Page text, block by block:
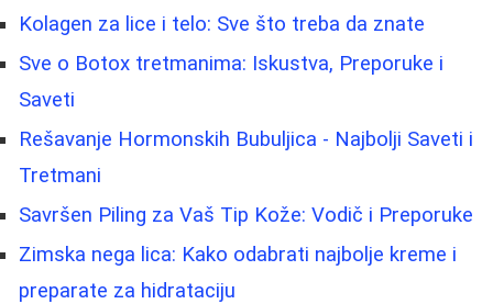
Kolagen za lice i telo: Sve što treba da znate
Sve o Botox tretmanima: Iskustva, Preporuke i
Saveti
Rešavanje Hormonskih Bubuljica - Najbolji Saveti i
Tretmani
Savršen Piling za Vaš Tip Kože: Vodič i Preporuke
Zimska nega lica: Kako odabrati najbolje kreme i
preparate za hidrataciju